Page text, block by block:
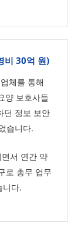
비 30억 원)
체를 통해
양 보호사들
던 정보 보안
습니다.
서 연간 약
로 총무 업무
니다.